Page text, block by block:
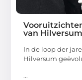
van Hilversum
In de loop der
Hilversum
...